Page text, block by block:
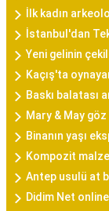
İlk kadın
İstanbul'dan
Yeni gelinin
Kaçış'ta
Baskı balatası
Mary & May
Binanın yaşı
Kompozit
Antep usulü at
Didim Net